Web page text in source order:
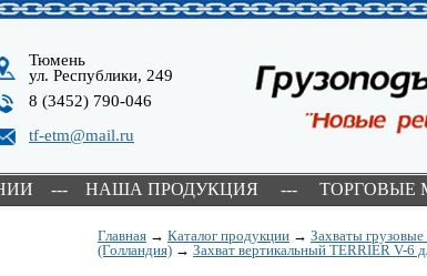
Тюмень
ул. Республики, 249
8 (3452) 790-046
tf-etm@mail.ru
--- НАША ПРОДУКЦИЯ --- ТОРГОВЫЕ
Главная → Каталог продукции → Захваты
(Голландия) → Захват вертикальный TERRIER V-6